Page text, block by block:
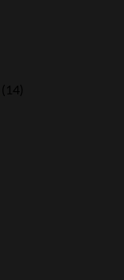
(14)